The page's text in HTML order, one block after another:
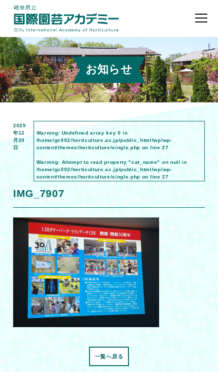
お知らせ
2025
年12
月20
日
Warning: Undefined array key 0 in
/home/gc002/horticulture.ac.jp/public_html/wp/wp-
content/themes/horticulture/single.php on line27
Warning: Attempt to read property "cat_name" on null in
/home/gc002/horticulture.ac.jp/public_html/wp/wp-
content/themes/horticulture/single.php on line27
IMG_7907
一覧へ戻る